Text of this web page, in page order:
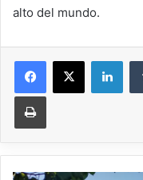
alto del mundo.